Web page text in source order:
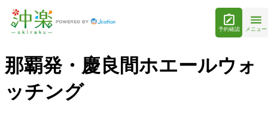
予約確認 メニュー
那覇発・慶良間ホエールウォ
ッチング